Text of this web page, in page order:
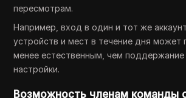
пересмотрам.
Например, вход в один и тот же
устройств и мест в течение дня может
менее естественным, чем поддержание
настройки.
Возможность членам команды